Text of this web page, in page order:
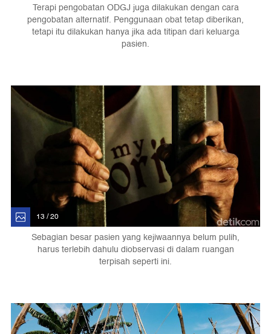
Terapi pengobatan ODGJ juga dilakukan dengan cara
pengobatan alternatif. Penggunaan obat tetap diberikan,
tetapi itu dilakukan hanya jika ada titipan dari keluarga
pasien.
13 / 20
Sebagian besar pasien yang kejiwaannya belum pulih,
harus terlebih dahulu diobservasi di dalam ruangan
terpisah seperti ini.